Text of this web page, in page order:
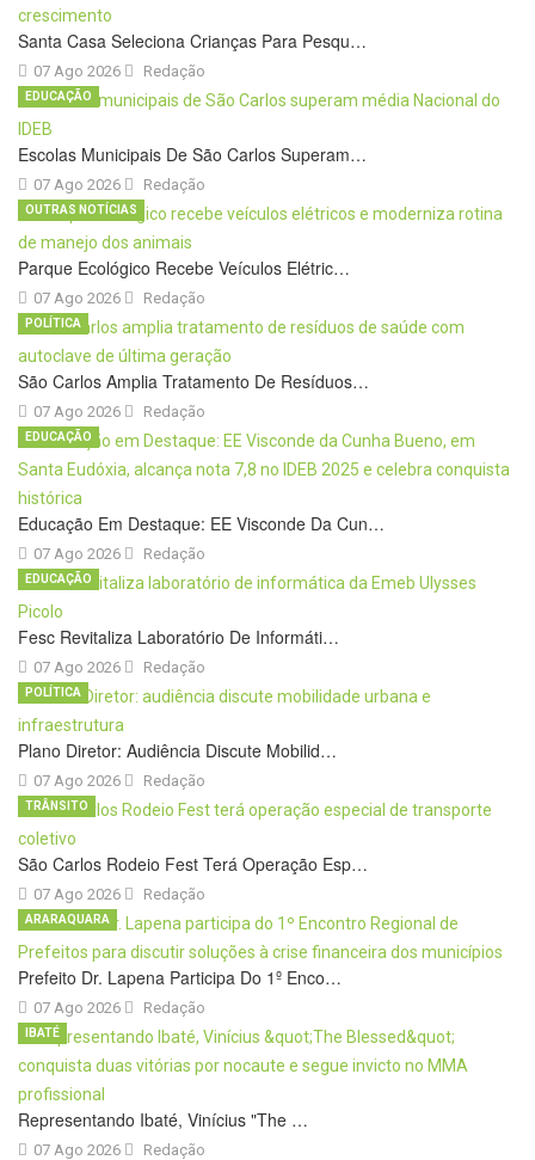
Santa Casa Seleciona Crianças Para Pesqu…
07 Ago 2026 Redação
Escolas Municipais De São Carlos Superam…
07 Ago 2026
EDUCAÇÃO
Redação
Parque Ecológico Recebe Veículos Elétric…
07 Ago 2026
OUTRAS NOTÍCIAS
Redação
São Carlos Amplia Tratamento De Resíduos…
07 Ago 2026
POLÍTICA
Redação
Educação Em Destaque: EE Visconde Da Cun…
07 Ago 2026
EDUCAÇÃO
Redação
Fesc Revitaliza Laboratório De Informáti…
07 Ago 2026
EDUCAÇÃO
Redação
Plano Diretor: Audiência Discute Mobilid…
07 Ago 2026
POLÍTICA
Redação
São Carlos Rodeio Fest Terá Operação Esp…
07 Ago 2026
TRÂNSITO
Redação
Prefeito Dr. Lapena Participa Do 1º Enco…
07 Ago 2026
ARARAQUARA
Redação
Representando Ibaté, Vinícius "The …
07 Ago 2026
IBATÉ
Redação